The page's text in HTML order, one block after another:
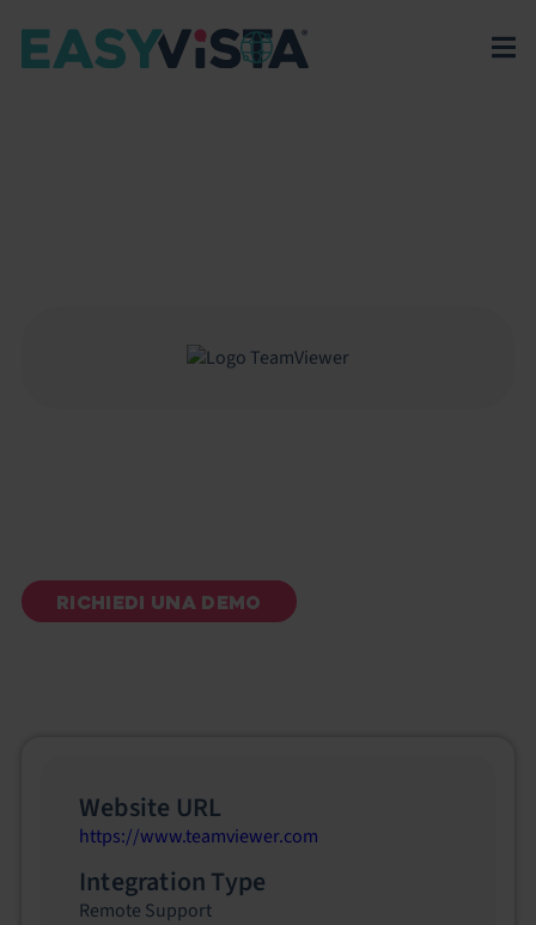
RICHIEDI UNA DEMO
Website URL
https://www.teamviewer.com
Integration Type
Remote Support